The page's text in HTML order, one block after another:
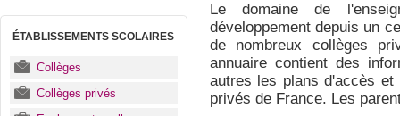
ÉTABLISSEMENTS SCOLAIRES
Collèges
Collèges privés
Le domaine de
développement depuis un
de nombreux collèges
annuaire contient des
autres les plans d'accès et
privés de France. Les